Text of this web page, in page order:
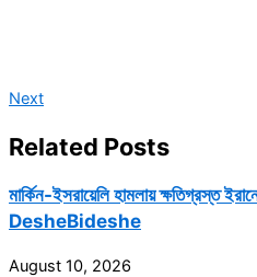
Next
Related Posts
মার্কিন-ইসরায়েলি হামলায় ক্ষতিগ্রস্ত
DesheBideshe
August 10, 2026